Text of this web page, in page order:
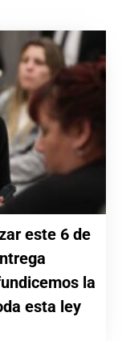
este 6 de
la
esta ley